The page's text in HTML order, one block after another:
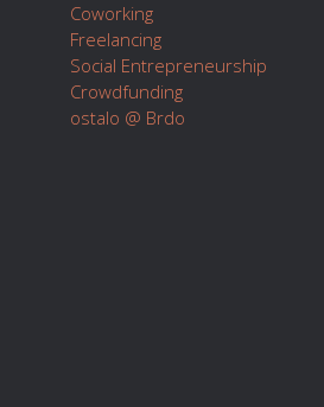
Coworking
Freelancing
Social Entrepreneurship
Crowdfunding
ostalo @ Brdo